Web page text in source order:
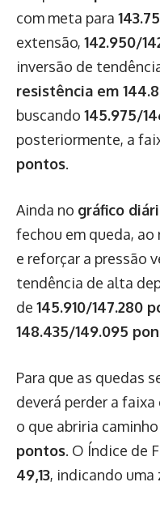
com meta para
extensão, 142.950/
inversão de
resistência em
buscando 145.975/
posteriormente, a
pontos.
Ainda no gráfico
fechou em queda, ao
e reforçar a pressão
tendência de alta
de 145.910/147.280
148.435/149.095
Para que as quedas
deverá perder a faixa
o que abriria
pontos. O Índice de
49,13, indicando uma